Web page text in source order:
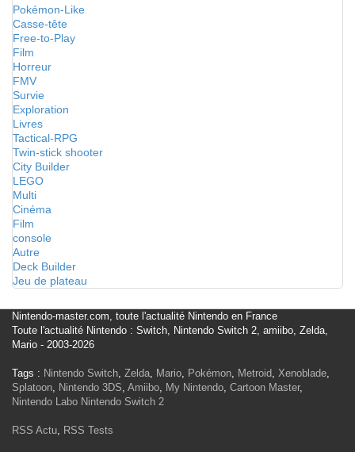
Pokémon-Like
Casse-tête
Free-to-Play
Film
Horreur
FMV
Survie
Exploration
Livres
Tactical-RPG
Twin-stick shooter
City Builder
LEGO
Multi
Cinéma
Film
console
Autre
Deck Builder
Jeu de plateau
Nintendo-master.com, toute l'actualité Nintendo en France
Toute l'actualité Nintendo : Switch, Nintendo Switch 2, amiibo, Zelda,
Mario - 2003-2026
Tags : Nintendo Switch, Zelda, Mario, Pokémon, Metroid, Xenoblade,
Splatoon, Nintendo 3DS, Amiibo, My Nintendo, Cartoon Master,
Nintendo Labo Nintendo Switch 2
RSS Actu, RSS Tests